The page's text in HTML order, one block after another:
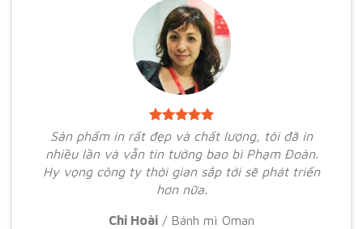
Sản phẩm in rất đẹp và chất lượng, tôi đã in
nhiều lần và vẫn tin tưởng bao bì Phạm Đoàn.
Hy vọng công ty thời gian sắp tới sẽ phát triển
hơn nữa.
Chi Hoài / Bánh mì Oman